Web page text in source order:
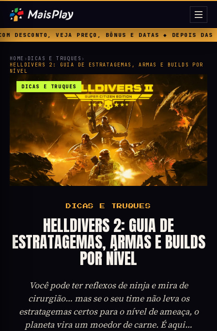
E DATAS ◆ DEPOIS DAS MICROTRANSAÇÕES,
HOME › DICAS E TRUQUES ›
HELLDIVERS 2: GUIA DE ESTRATAGEMAS, ARMAS E BUILDS POR
NÍVEL
DICAS E TRUQUES
DICAS E TRUQUES
HELLDIVERS 2: GUIA DE
ESTRATAGEMAS, ARMAS E BUILDS
POR NÍVEL
Você pode ter reflexos de ninja e mira de
cirurgião… mas se o seu time não leva os
estratagemas certos para o nível de ameaça, o
planeta vira um moedor de carne. É aqui…